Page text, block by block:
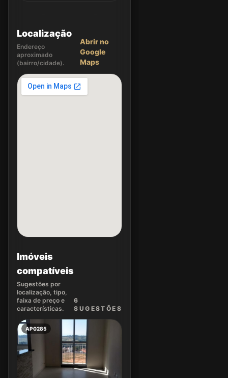
Localização
Endereço
aproximado
(bairro/cidade).
Abrir no
Google
Maps
Imóveis
compatíveis
Sugestões por
localização, tipo,
faixa de preço e
características.
6
SUGEST ÕES
AP0285